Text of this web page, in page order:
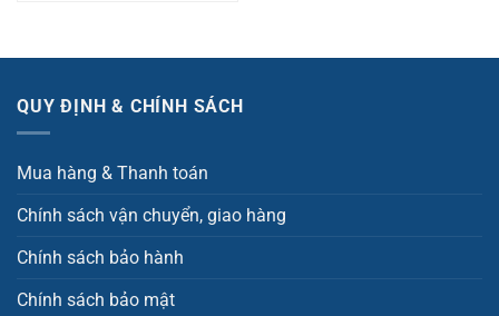
QUY ĐỊNH & CHÍNH SÁCH
Mua hàng & Thanh toán
Chính sách vận chuyển, giao hàng
Chính sách bảo hành
Chính sách bảo mật